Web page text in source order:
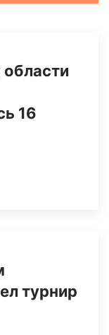
16
турнир